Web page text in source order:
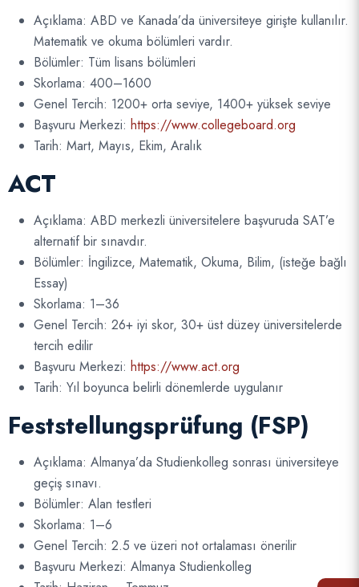
Açıklama: ABD ve Kanada’da üniversiteye girişte kullanılır.
Matematik ve okuma bölümleri vardır.
Bölümler: Tüm lisans bölümleri
Skorlama: 400–1600
Genel Tercih: 1200+ orta seviye, 1400+ yüksek seviye
Başvuru Merkezi: https://www.collegeboard.org
Tarih: Mart, Mayıs, Ekim, Aralık
ACT
Açıklama: ABD merkezli üniversitelere başvuruda SAT’e
alternatif bir sınavdır.
Bölümler: İngilizce, Matematik, Okuma, Bilim, (isteğe bağlı
Essay)
Skorlama: 1–36
Genel Tercih: 26+ iyi skor, 30+ üst düzey üniversitelerde
tercih edilir
Başvuru Merkezi: https://www.act.org
Tarih: Yıl boyunca belirli dönemlerde uygulanır
Feststellungsprüfung (FSP)
Açıklama: Almanya’da Studienkolleg sonrası üniversiteye
geçiş sınavı.
Bölümler: Alan testleri
Skorlama: 1–6
Genel Tercih: 2.5 ve üzeri not ortalaması önerilir
Başvuru Merkezi: Almanya Studienkolleg